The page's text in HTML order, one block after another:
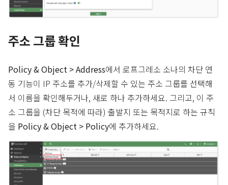
주소 그룹 확인
Policy & Object > Address에서 로프그레소 소나의 차단 연
동 기능이 IP 주소를 추가/삭제할 수 있는 주소 그룹를 선택해
서 이름을 확인해두거나, 새로 하나 추가하세요. 그리고, 이 주
소 그룹을 (차단 목적에 따라) 출발지 또는 목적지로 하는 규칙
을 Policy & Object > Policy에 추가하세요.